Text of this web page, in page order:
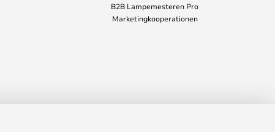
B2B Lampemesteren Pro
Marketingkooperationen